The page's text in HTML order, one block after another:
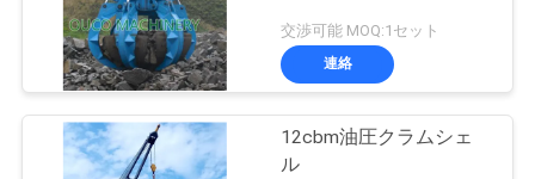
交渉可能 MOQ:1セット
連絡
12cbm油圧クラムシェ
ル